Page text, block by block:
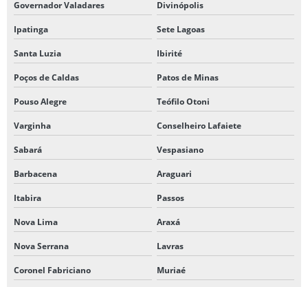
Governador Valadares Divinópolis
Ipatinga Sete Lagoas
Santa Luzia Ibirité
Poços de Caldas Patos de Minas
Pouso Alegre Teófilo Otoni
Varginha Conselheiro Lafaiete
Sabará Vespasiano
Barbacena Araguari
Itabira Passos
Nova Lima Araxá
Nova Serrana Lavras
Coronel Fabriciano Muriaé